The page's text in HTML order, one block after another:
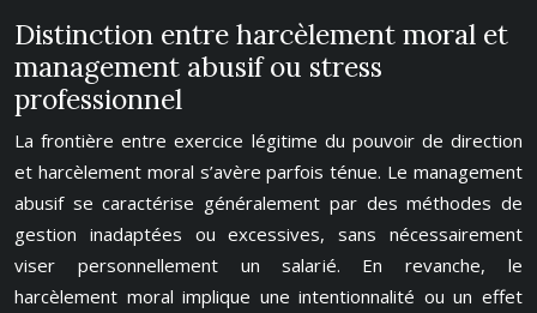
Distinction entre harcèlement moral et
management abusif ou stress
professionnel
La frontière entre exercice légitime du pouvoir de direction
et harcèlement moral s’avère parfois ténue. Le management
abusif se caractérise généralement par des méthodes de
gestion inadaptées ou excessives, sans nécessairement
viser personnellement un salarié. En revanche, le
harcèlement moral implique une intentionnalité ou un effet